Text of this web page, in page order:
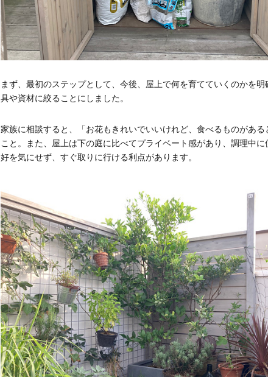
まず、最初のステップとして、今後、屋上で何を育てていくのかを明
具や資材に絞ることにしました。
家族に相談すると、「お花もきれいでいいけれど、食べるものがある
こと。また、屋上は下の庭に比べてプライベート感があり、調理中
好を気にせず、すぐ取りに行ける利点があります。